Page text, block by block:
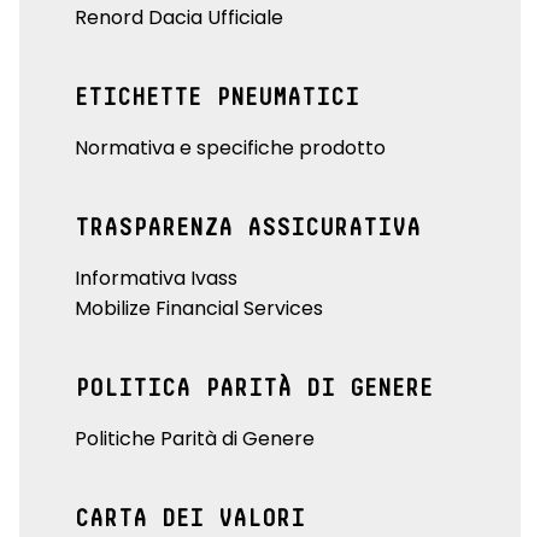
Renord Dacia Ufficiale
ETICHETTE PNEUMATICI
Normativa e specifiche prodotto
TRASPARENZA ASSICURATIVA
Informativa Ivass
Mobilize Financial Services
POLITICA PARITÀ DI GENERE
Politiche Parità di Genere
CARTA DEI VALORI